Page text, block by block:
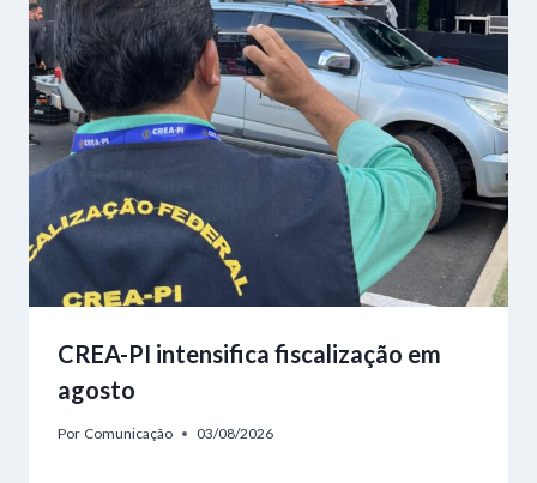
CREA-PI intensifica fiscalização em
agosto
Por Comunicação 03/08/2026